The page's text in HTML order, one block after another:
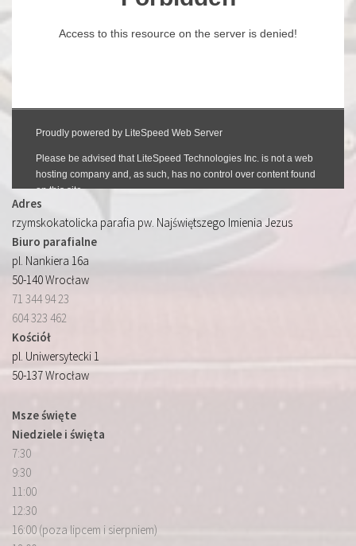
Adres
rzymskokatolicka parafia pw. Najświętszego Imienia Jezus
Biuro parafialne
pl. Nankiera 16a
50-140 Wrocław
71 344 94 23
604 323 462
Kościół
pl. Uniwersytecki 1
50-137 Wrocław
Msze święte
Niedziele i święta
7:30
9:30
11:00
12:30
16:00 (poza lipcem i sierpniem)